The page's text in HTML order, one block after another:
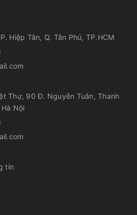
Hiệp Tân, Q. Tân Phú, TP.HCM
Thự, 90 Đ. Nguyễn Tuân, Thanh
Nội
tin